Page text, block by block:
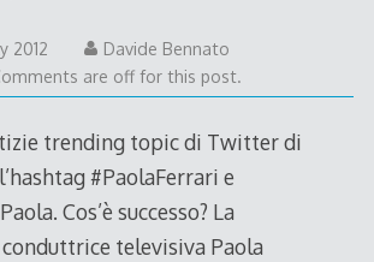
20125
July
2012
Davide Bennato
are off for this post.
trending topic di Twitter di
#PaolaFerrari e
Cos’è successo? La
televisiva Paola